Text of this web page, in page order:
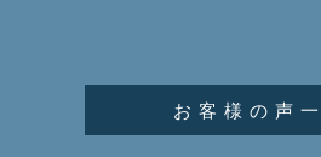
お客様の声